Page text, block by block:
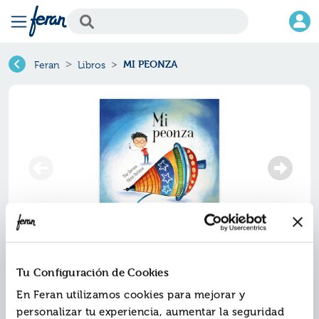
Tu Configuración de Cookies
En Feran utilizamos cookies para mejorar y
personalizar tu experiencia, aumentar la seguridad
Feran Libros MI PEONZA